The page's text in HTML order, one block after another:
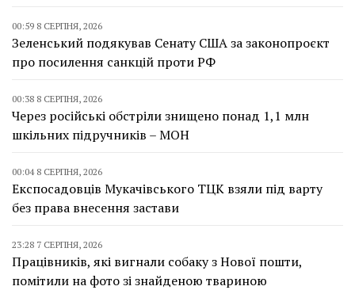
00:59 8 СЕРПНЯ, 2026
Зеленський подякував Сенату США за законопроєкт
про посилення санкцій проти РФ
00:38 8 СЕРПНЯ, 2026
Через російські обстріли знищено понад 1,1 млн
шкільних підручників – МОН
00:04 8 СЕРПНЯ, 2026
Експосадовців Мукачівського ТЦК взяли під варту
без права внесення застави
23:28 7 СЕРПНЯ, 2026
Працівників, які вигнали собаку з Нової пошти,
помітили на фото зі знайденою твариною